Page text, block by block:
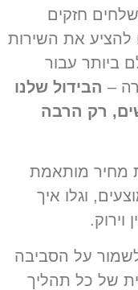
חזקים
את השירות
עבור
–הבידול שלנו
רק הרבה
מחיר מותאמת
וגלו איך
על הסביבה
של כל תהליך